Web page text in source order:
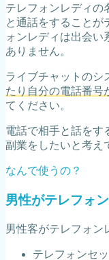
テレフォンレディの
と通話をすることが
ォンレディは出会い
ありません。
ライブチャットのシ
たり自分の電話番号
てください。
電話で相手と話をす
副業をしたいと考え
なんで使うの？
男性がテレフォ
男性客がテレフォン
テレフォンセ